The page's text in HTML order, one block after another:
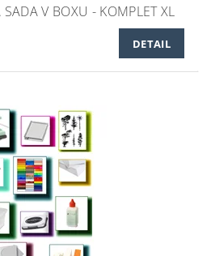
V BOXU - KOMPLET XL
DETAIL